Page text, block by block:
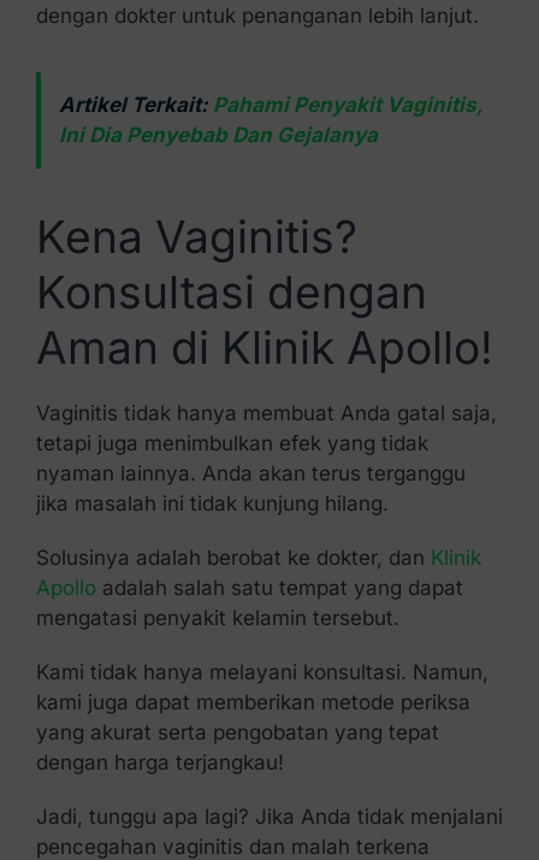
dengan dokter untuk penanganan lebih lanjut.
Artikel Terkait: Pahami Penyakit Vaginitis,
Ini Dia Penyebab Dan Gejalanya
Kena Vaginitis?
Konsultasi dengan
Aman di Klinik Apollo!
Vaginitis tidak hanya membuat Anda gatal saja,
tetapi juga menimbulkan efek yang tidak
nyaman lainnya. Anda akan terus terganggu
jika masalah ini tidak kunjung hilang.
Solusinya adalah berobat ke dokter, dan Klinik
Apollo adalah salah satu tempat yang dapat
mengatasi penyakit kelamin tersebut.
Kami tidak hanya melayani konsultasi. Namun,
kami juga dapat memberikan metode periksa
yang akurat serta pengobatan yang tepat
dengan harga terjangkau!
Jadi, tunggu apa lagi? Jika Anda tidak menjalani
pencegahan vaginitis dan malah terkena